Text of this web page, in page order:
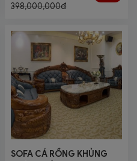
398,000,000đ
SOFA CÁ RỒNG KHỦNG